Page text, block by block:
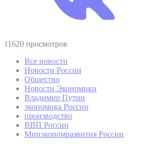
11620 просмотров
Все новости
Новости России
Общество
Новости Экономики
Владимир Путин
экономика России
производство
ВВП России
Минэкономразвития России